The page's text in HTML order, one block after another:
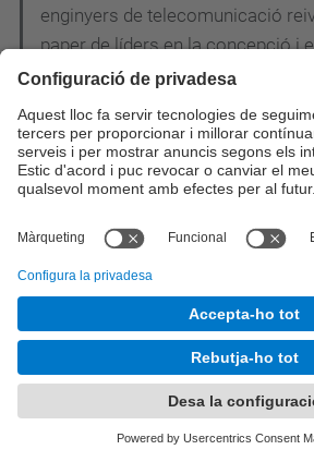
enginyers de telecomunicació
paper de líders en la concepció i
smart cities
Estudiants i professors del Grau
Telemàtica de l'EETAC visiten TV3
Material gràfic disponible
Andrea Jaime Albalat, enginyera
anys, rep el premi Young Space
L'estudiant de doctorat Maliha U.
"Best Paper Award" del 6th
Conference on Mobile Networks